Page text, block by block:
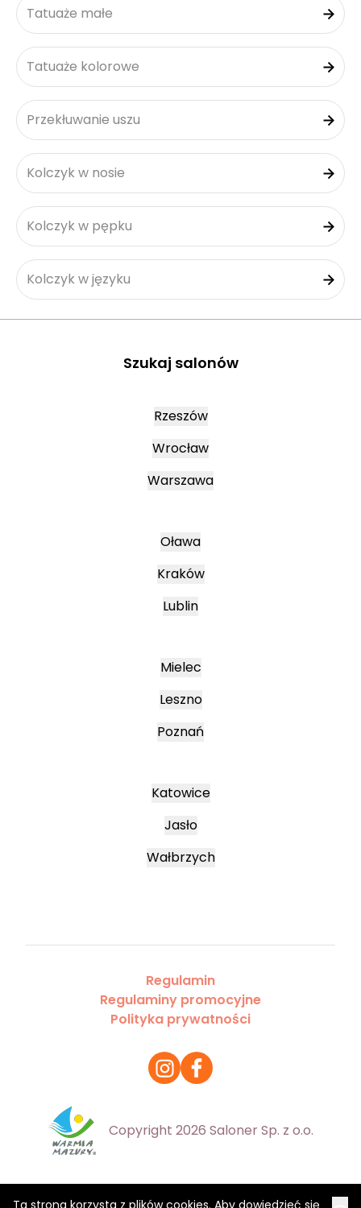
Ta strona korzysta z plików cookies. Aby dowiedzieć się
Tatuaże małe
Tatuaże kolorowe
Przekłuwanie uszu
Kolczyk w nosie
Kolczyk w pępku
Kolczyk w języku
Szukaj salonów
Rzeszów
Wrocław
Warszawa
Oława
Kraków
Lublin
Mielec
Leszno
Poznań
Katowice
Jasło
Wałbrzych
Regulamin
Regulaminy promocyjne
Polityka prywatności
Copyright 2026 Saloner Sp. z o.o.